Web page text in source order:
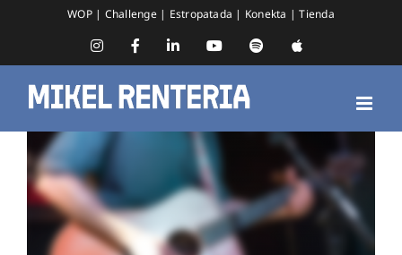
WOP | Challenge | Estropatada | Konekta |Tienda
InstagramFacebookLinkedInYouTubeSpotifyApple
Nuevos Caminos